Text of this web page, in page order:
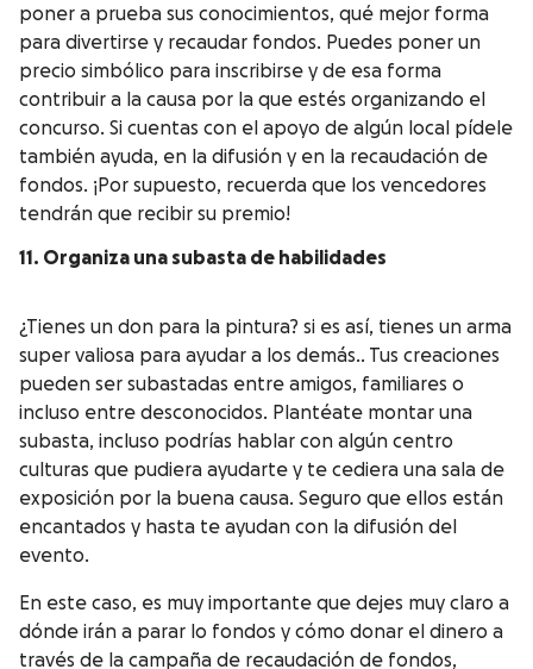
poner a prueba sus conocimientos, qué mejor forma
para divertirse y recaudar fondos. Puedes poner un
precio simbólico para inscribirse y de esa forma
contribuir a la causa por la que estés organizando el
concurso. Si cuentas con el apoyo de algún local pídele
también ayuda, en la difusión y en la recaudación de
fondos. ¡Por supuesto, recuerda que los vencedores
tendrán que recibir su premio!
11. Organiza una subasta de habilidades
¿Tienes un don para la pintura? si es así, tienes un arma
super valiosa para ayudar a los demás.. Tus creaciones
pueden ser subastadas entre amigos, familiares o
incluso entre desconocidos. Plantéate montar una
subasta, incluso podrías hablar con algún centro
culturas que pudiera ayudarte y te cediera una sala de
exposición por la buena causa. Seguro que ellos están
encantados y hasta te ayudan con la difusión del
evento.
En este caso, es muy importante que dejes muy claro a
dónde irán a parar lo fondos y cómo donar el dinero a
través de la campaña de recaudación de fondos,